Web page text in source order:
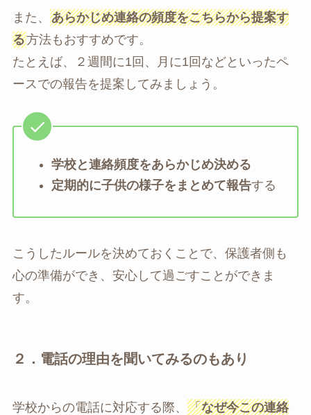
また、 あらかじめ連絡の頻度をこちらから提案す
る方法もおすすめです。
たとえば、２週間に1回、月に1回などといったペ
ースでの報告を提案してみましょう。
学校と連絡頻度をあらかじめ決める
定期的に子供の様子をまとめて報告する
こうしたルールを決めておくことで、保護者側も
心の準備ができ、安心して過ごすことができま
す。
２．電話の理由を聞いてみるのもあり
学校からの電話に対応する際、 「なぜ今この連絡